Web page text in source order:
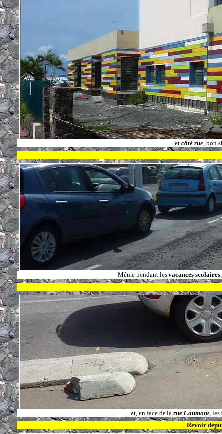
... etcôté rue, bon
Même pendant les vacances scolaires
... et, en face de larue Caumont, les
Revoir